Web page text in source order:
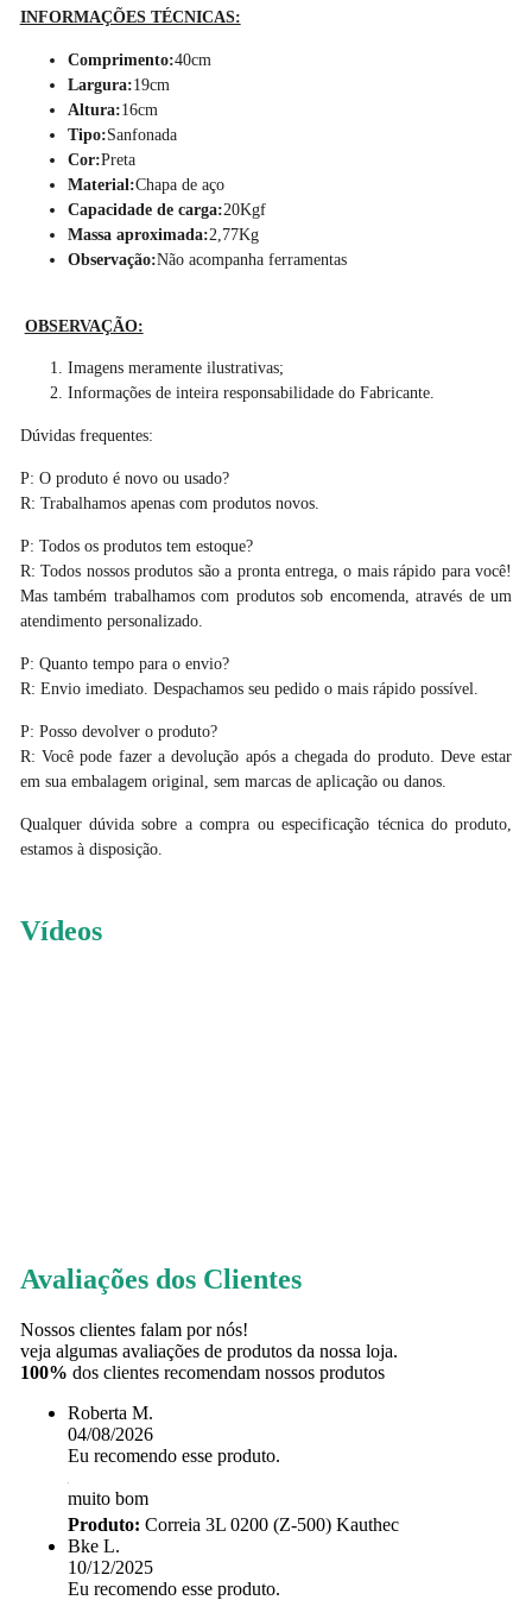
INFORMAÇÕES TÉCNICAS:
Comprimento:40cm
Largura:19cm
Altura:16cm
Tipo:Sanfonada
Cor:Preta
Material:Chapa de aço
Capacidade de carga:20Kgf
Massa aproximada:2,77Kg
Observação:Não acompanha ferramentas
OBSERVAÇÃO:
Imagens meramente ilustrativas;
Informações de inteira responsabilidade do Fabricante.
Dúvidas frequentes:
P: O produto é novo ou usado?
R: Trabalhamos apenas com produtos novos.
P: Todos os produtos tem estoque?
R: Todos nossos produtos são a pronta entrega, o mais rápido para você!
Mas também trabalhamos com produtos sob encomenda, através de um
atendimento personalizado.
P: Quanto tempo para o envio?
R: Envio imediato. Despachamos seu pedido o mais rápido possível.
P: Posso devolver o produto?
R: Você pode fazer a devolução após a chegada do produto. Deve estar
em sua embalagem original, sem marcas de aplicação ou danos.
Qualquer dúvida sobre a compra ou especificação técnica do produto,
estamos à disposição.
Vídeos
Avaliações dos Clientes
Nossos clientes falam por nós!
veja algumas avaliações de produtos da nossa loja.
100% dos clientes recomendam nossos produtos
Roberta M.
04/08/2026
Eu recomendo esse produto.
muito bom
Produto: Correia 3L 0200 (Z-500) Kauthec
Bke L.
10/12/2025
Eu recomendo esse produto.